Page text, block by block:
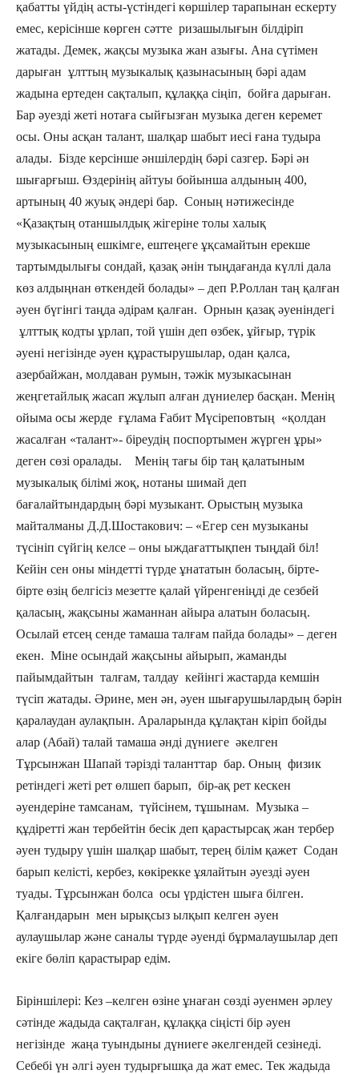
қабатты үйдің асты-үстіндегі көршілер тарапынан ескерту
емес, керісінше көрген сәтте ризашылығын білдіріп
жатады. Демек, жақсы музыка жан азығы. Ана сүтімен
дарыған ұлттың музыкалық қазынасының бәрі адам
жадына ертеден сақталып, құлаққа сіңіп, бойға дарыған.
Бар әуезді жеті нотаға сыйғызған музыка деген керемет
осы. Оны асқан талант, шалқар шабыт иесі ғана тудыра
алады. Бізде керсінше әншілердің бәрі сазгер. Бәрі ән
шығарғыш. Өздерінің айтуы бойынша алдының 400,
артының 40 жуық әндері бар. Соның нәтижесінде
«Қазақтың отаншылдық жігеріне толы халық
музыкасының ешкімге, ештеңеге ұқсамайтын ерекше
тартымдылығы сондай, қазақ әнін тыңдағанда күллі дала
көз алдыңнан өткендей болады» – деп Р.Роллан таң қалған
әуен бүгінгі таңда әдірам қалған. Орнын қазақ әуеніндегі
ұлттық кодты ұрлап, той үшін деп өзбек, ұйғыр, түрік
әуені негізінде әуен құрастырушылар, одан қалса,
азербайжан, молдаван румын, тәжік музыкасынан
жеңгетайлық жасап жұлып алған дүниелер басқан. Менің
ойыма осы жерде ғұлама Ғабит Мүсіреповтың «қолдан
жасалған «талант»- біреудің поспортымен жүрген ұры»
деген сөзі оралады. Менің тағы бір таң қалатыным
музыкалық білімі жоқ, нотаны шимай деп
бағалайтындардың бәрі музыкант. Орыстың музыка
майталманы Д.Д.Шостакович: – «Егер сен музыканы
түсініп сүйгің келсе – оны ыждағаттықпен тыңдай біл!
Кейін сен оны міндетті түрде ұнататын боласың, бірте-
бірте өзің белгісіз мезетте қалай үйренгеніңді де сезбей
қаласың, жақсыны жаманнан айыра алатын боласың.
Осылай етсең сенде тамаша талғам пайда болады» – деген
екен. Міне осындай жақсыны айырып, жаманды
пайымдайтын талғам, талдау кейінгі жастарда кемшін
түсіп жатады. Әрине, мен ән, әуен шығарушылардың бәрін
қаралаудан аулақпын. Араларында құлақтан кіріп бойды
алар (Абай) талай тамаша әнді дүниеге әкелген
Тұрсынжан Шапай тәрізді таланттар бар. Оның физик
ретіндегі жеті рет өлшеп барып, бір-ақ рет кескен
әуендеріне тамсанам, түйсінем, тұшынам. Музыка –
құдіретті жан тербейтін бесік деп қарастырсақ жан тербер
әуен тудыру үшін шалқар шабыт, терең білім қажет Содан
барып келісті, кербез, көкірекке ұялайтын әуезді әуен
туады. Тұрсынжан болса осы үрдістен шыға білген.
Қалғандарын мен ырықсыз ылқып келген әуен
аулаушылар және саналы түрде әуенді бұрмалаушылар деп
екіге бөліп қарастырар едім.
Біріншілері: Кез –келген өзіне ұнаған сөзді әуенмен әрлеу
сәтінде жадыда сақталған, құлаққа сіңісті бір әуен
негізінде жаңа туындыны дүниеге әкелгендей сезінеді.
Себебі үн әлгі әуен тудырғышқа да жат емес. Тек жадыда